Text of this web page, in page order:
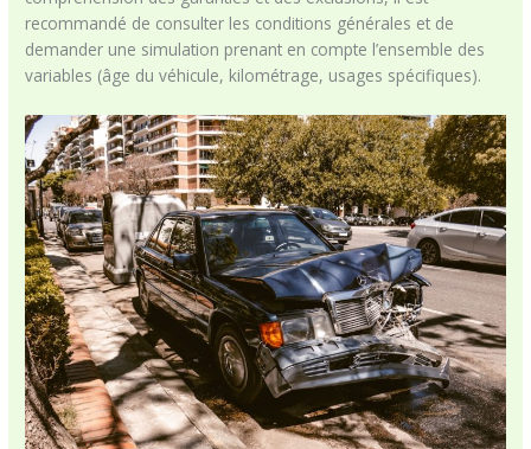
recommandé de consulter les conditions générales et de
demander une simulation prenant en compte l’ensemble des
variables (âge du véhicule, kilométrage, usages spécifiques).